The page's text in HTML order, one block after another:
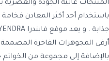
المنتجات عالية الجودة
باستخدام أحد أكثر المعادن
جذابة . و يعد موقع فايندرا
أرقى المجوهرات الفاخرة المصممة
بالإضافة إلى مجموعة من